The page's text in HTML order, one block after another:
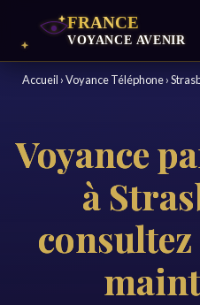
Accueil ›Voyance Téléphone›
Voyance
à